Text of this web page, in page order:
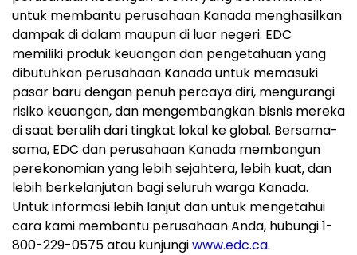
untuk membantu perusahaan Kanada menghasilkan
dampak di dalam maupun di luar negeri. EDC
memiliki produk keuangan dan pengetahuan yang
dibutuhkan perusahaan Kanada untuk memasuki
pasar baru dengan penuh percaya diri, mengurangi
risiko keuangan, dan mengembangkan bisnis mereka
di saat beralih dari tingkat lokal ke global. Bersama-
sama, EDC dan perusahaan Kanada membangun
perekonomian yang lebih sejahtera, lebih kuat, dan
lebih berkelanjutan bagi seluruh warga Kanada.
Untuk informasi lebih lanjut dan untuk mengetahui
cara kami membantu perusahaan Anda, hubungi 1-
800-229-0575 atau kunjungiwww.edc.ca.